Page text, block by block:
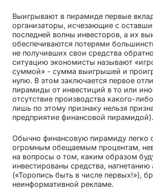
Выигрывают в пирамиде первые
организаторы, исчезающие с
последней волны инвесторов, а их
обеспечиваются потерями
не получивших свои средства
ситуацию экономисты называют
суммой» - сумма выигрышей и
нулю. В этом заключается первое
пирамиды от инвестиций в то или
отсутствие производства какого-
лишь по этому признаку нельзя
предприятие финансовой пирамидой).
Обычно финансовую пирамиду легко
огромным обещаемым процентам,
на вопросы о том, каким образом
инвестированы средства,
(«Торопись быть в числе первых!»),
неинформативной рекламе.